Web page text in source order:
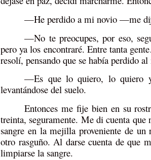
—He perdido a mi novio —me
—No te preocupes, por eso,
pero ya los encontraré. Entre tanta
resolí, pensando que se había perdido
—Es que lo quiero, lo quiero
levantándose del suelo.
Entonces me fije bien en su
treinta, seguramente. Me di cuenta
sangre en la mejilla proveniente de
otro rasguño. Al darse cuenta de que
limpiarse la sangre.